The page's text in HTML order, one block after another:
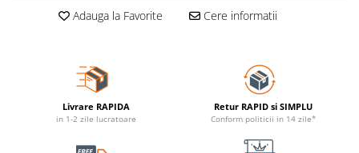
Adauga la Favorite Cere informatii
Livrare RAPIDA
in 1-2 zile lucratoare
Retur RAPID si SIMPLU
Conform politicii in 14 zile*